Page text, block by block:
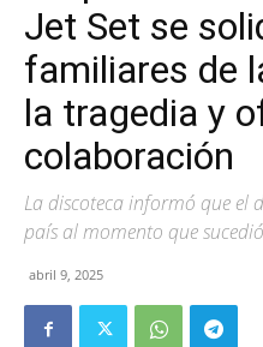
Jet Set se
familiares de
la tragedia y
colaboración
La discoteca informó que el
país al momento que
abril 9, 2025